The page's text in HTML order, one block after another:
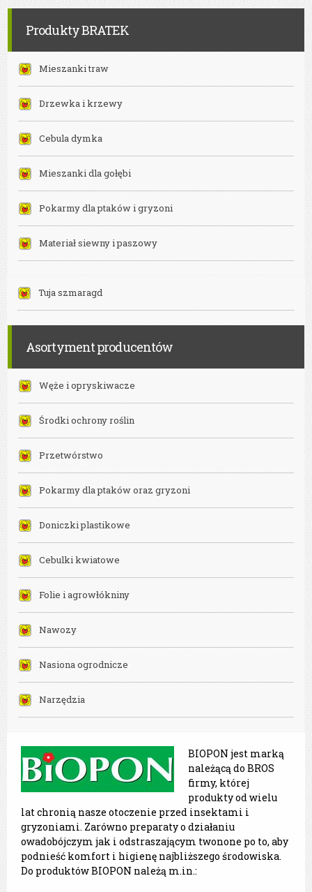
Bielsko-
Biała
Produkty BRATEK
Mieszanki traw
Drzewka i krzewy
Cebula dymka
Mieszanki dla gołębi
Pokarmy dla ptaków i gryzoni
Materiał siewny i paszowy
Tuja szmaragd
Asortyment producentów
Węże i opryskiwacze
Środki ochrony roślin
Przetwórstwo
Pokarmy dla ptaków oraz gryzoni
Doniczki plastikowe
Cebulki kwiatowe
Folie i agrowłókniny
Nawozy
Nasiona ogrodnicze
Narzędzia
BIOPON jest marką
należącą do BROS
firmy, której
produkty od wielu
lat chronią nasze otoczenie przed insektami i
gryzoniami. Zarówno preparaty o działaniu
owadobójczym jak i odstraszającym twonone po to, aby
podnieść komfort i higienę najbliższego środowiska.
Do produktów BIOPON należą m.in.: